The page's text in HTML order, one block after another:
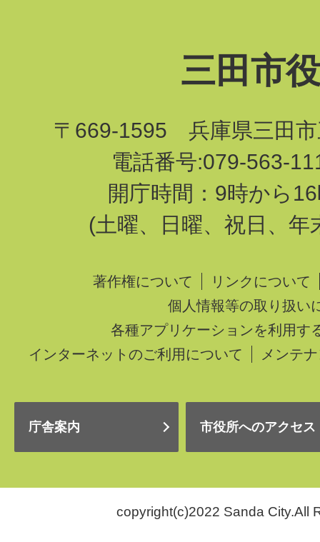
三田市
〒669-1595 兵庫県三田市
電話番号:079-563-
開庁時間：9時から
(土曜、日曜、祝日、年
著作権について
リンクについて
個人情報等の取り扱い
各種アプリケーションを利用す
インターネットのご利用について
メンテ
庁舎案内 市役所へのアクセス
copyright(c)2022 Sanda City.All